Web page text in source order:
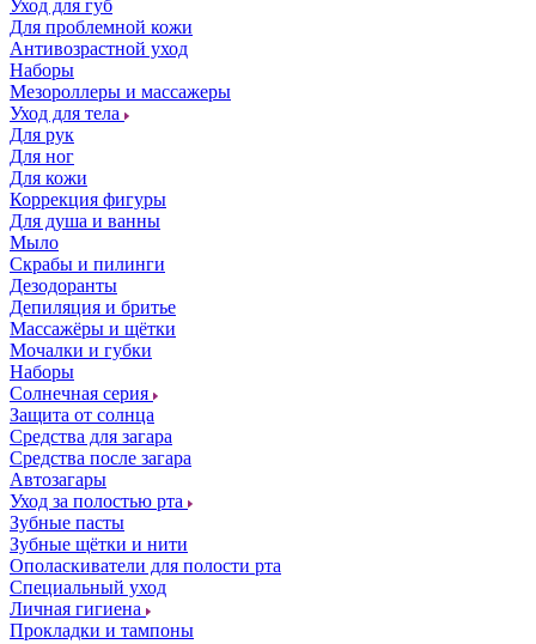
Уход для губ
Для проблемной кожи
Антивозрастной уход
Наборы
Мезороллеры и массажеры
Уход для тела
Для рук
Для ног
Для кожи
Коррекция фигуры
Для душа и ванны
Мыло
Скрабы и пилинги
Дезодоранты
Депиляция и бритье
Массажёры и щётки
Мочалки и губки
Наборы
Солнечная серия
Защита от солнца
Средства для загара
Средства после загара
Автозагары
Уход за полостью рта
Зубные пасты
Зубные щётки и нити
Ополаскиватели для полости рта
Специальный уход
Личная гигиена
Прокладки и тампоны